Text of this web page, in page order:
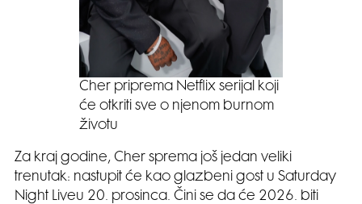
Cher priprema Netflix serijal koji
će otkriti sve o njenom burnom
životu
Za kraj godine, Cher sprema još jedan veliki
trenutak: nastupit će kao glazbeni gost u Saturday
Night Liveu 20. prosinca. Čini se da će 2026. biti